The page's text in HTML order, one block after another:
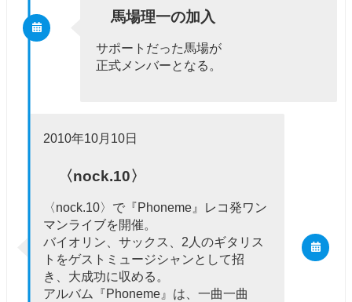
馬場理一の加入
サポートだった馬場が
正式メンバーとなる。
2010年10月10日
〈nock.10〉
〈nock.10〉で『Phoneme』レコ発ワン
マンライブを開催。
バイオリン、サックス、2人のギタリス
トをゲストミュージシャンとして招
き、大成功に収める。
アルバム『Phoneme』は、一曲一曲